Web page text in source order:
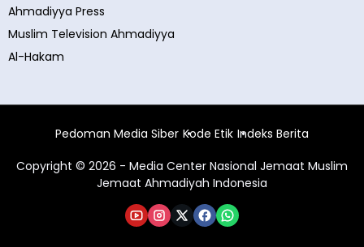
Ahmadiyya Press
Muslim Television Ahmadiyya
Al-Hakam
Pedoman Media Siber Kode Etik Indeks Berita
Copyright © 2026 - Media Center Nasional Jemaat Muslim
Jemaat Ahmadiyah Indonesia